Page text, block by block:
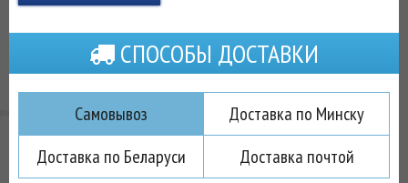
СПОСОБЫ ДОСТАВКИ
Самовывоз
Доставка по Минску
Доставка по Беларуси
Доставка почтой